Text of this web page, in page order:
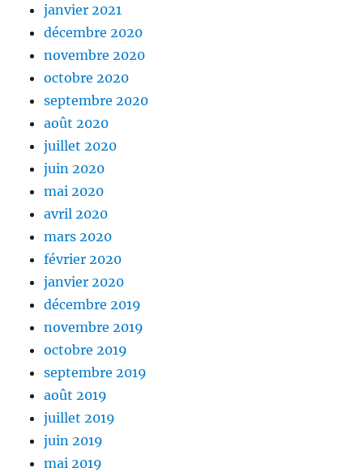
janvier 2021
décembre 2020
novembre 2020
octobre 2020
septembre 2020
août 2020
juillet 2020
juin 2020
mai 2020
avril 2020
mars 2020
février 2020
janvier 2020
décembre 2019
novembre 2019
octobre 2019
septembre 2019
août 2019
juillet 2019
juin 2019
mai 2019